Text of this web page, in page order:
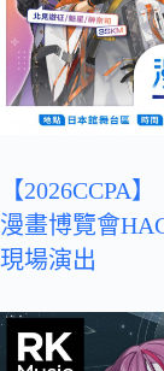
【2026CCPA
漫畫博覽會
現場演出